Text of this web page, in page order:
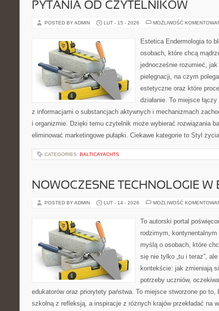
PYTANIA OD CZYTELNIKÓW
POSTED BY ADMIN LUT - 15 - 2026 MOŻLIWOŚĆ
Estetica Endermologia to
osobach, które chcą
jednocześnie rozumieć, jak
pielęgnacji, na czym
estetyczne oraz które
działanie. To miejsce
z informacjami o substancjach aktywnych i mechanizmach
i organizmie. Dzięki temu czytelnik może wybierać rozwiązania
eliminować marketingowe pułapki. Ciekawe kategorie to Styl
CATEGORIES: BALTICAYACHTS
NOWOCZESNE TECHNOLOGIE W
POSTED BY ADMIN LUT - 14 - 2026 MOŻLIWOŚĆ
To autorski portal
rodzimym,
myślą o osobach, które
się nie tylko „tu i teraz”,
kontekście: jak zmieniają
potrzeby uczniów,
edukatorów oraz priorytety państwa. To miejsce stworzone po to,
szkolną z refleksją, a inspiracje z różnych krajów przekładać na